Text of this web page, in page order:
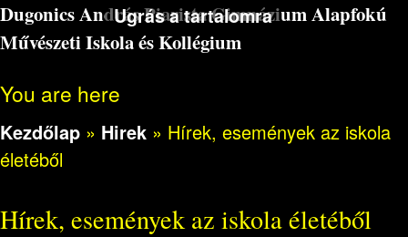
Ugrás a tartalomra
Dugonics András Piarista Gimnázium Alapfokú
Művészeti Iskola és Kollégium
You are here
Kezdőlap » Hirek » Hírek, események az iskola
életéből
Hírek, események az iskola életéből